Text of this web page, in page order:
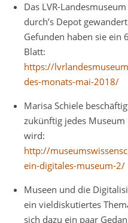
Das LVR-
durch’s Depot
Gefunden haben sie ein
Blatt:
https://
des-monats-mai-2018/
Marisa Schiele
zukünftig jedes
wird:
http://
ein-digitales-museum-2/
Museen und die
ein vieldiskutiertes
sich dazu ein paar